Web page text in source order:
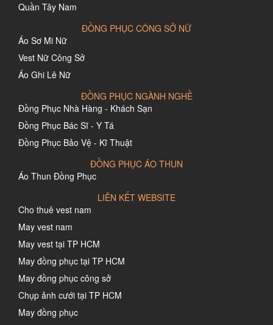
Quần Tây Nam
ĐỒNG PHỤC CÔNG SỞ NỮ
Áo Sơ Mi Nữ
Vest Nữ Công Sở
Áo Ghi Lê Nữ
ĐỒNG PHỤC NGÀNH NGHỀ
Đồng Phục Nhà Hàng - Khách Sạn
Đồng Phục Bác Sĩ - Y Tá
Đồng Phục Bảo Vệ - Kĩ Thuật
ĐỒNG PHỤC ÁO THUN
Áo Thun Đồng Phục
LIÊN KẾT WEBSITE
Cho thuê vest nam
May vest nam
May vest tại TP HCM
May đồng phục tại TP HCM
May đồng phục công sở
Chụp ảnh cưới tại TP HCM
May đồng phục